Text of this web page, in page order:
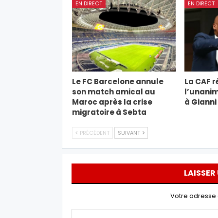
EN DIRECT
Le FC Barcelone annule
son match amical au
Maroc après la crise
migratoire à Sebta
EN DIRECT
La CAF
à
PRÉCÉDENT SUIVANT
Votre adresse